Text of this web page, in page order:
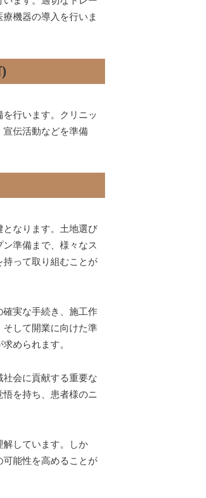
機器の導入を行いま
行います。クリニッ
宣伝活動などを準備
となります。土地選び
準備まで、様々なス
って取り組むことが
実な手続き、施工作
して開業に向けた準
められます。
会に貢献する重要な
を持ち、患者様のニ
解しています。しか
可能性を高めることが